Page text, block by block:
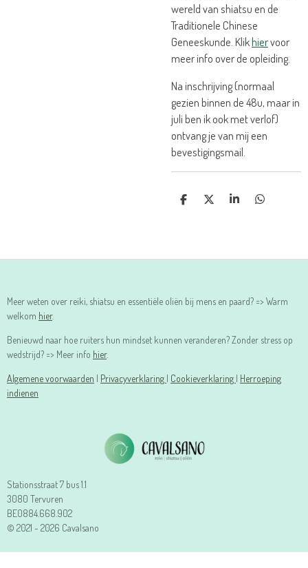
wereld van shiatsu en de
Traditionele Chinese
Geneeskunde. Klikhiervoor
meer info over de opleiding.
Na inschrijving (normaal
gezien binnen de 48u, maar in
juli ben ik ook met verlof)
ontvang je van mij een
bevestigingsmail.
D
D
S
D
Meer weten over reiki, shiatsu en essentiële oliën bij mens en paard? => Warm
welkom hier.
Benieuwd naar hoe ruiters hun mindset kunnen veranderen? Zonder stress op
wedstrijd? => Meer info hier.
Algemene voorwaarden Privacyverklaring Cookieverklaring
Herroeping
indienen
Stationsstraat 7 bus 1.1
3080 Tervuren
BE0884.668.902
© 2021 - 2026 Cavalsano